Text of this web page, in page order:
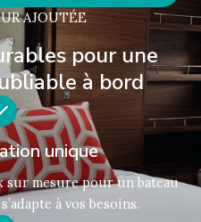
AJOUTÉE
pour une
à bord
unique
sur mesure pour un bateau
à vos besoins.